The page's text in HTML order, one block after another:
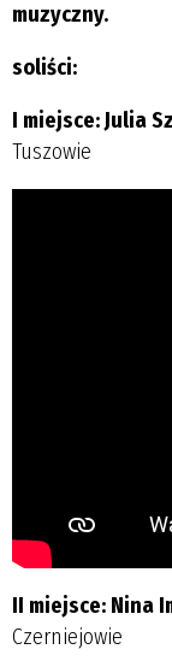
muzyczny.
soliści:
I miejsce: Julia
Tuszowie
II miejsce: Nina
Czerniejowie